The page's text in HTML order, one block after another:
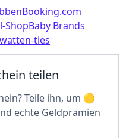
Booking.com
ShopBaby Brands
ties
teilen
Teile ihn, um
echte Geldprämien